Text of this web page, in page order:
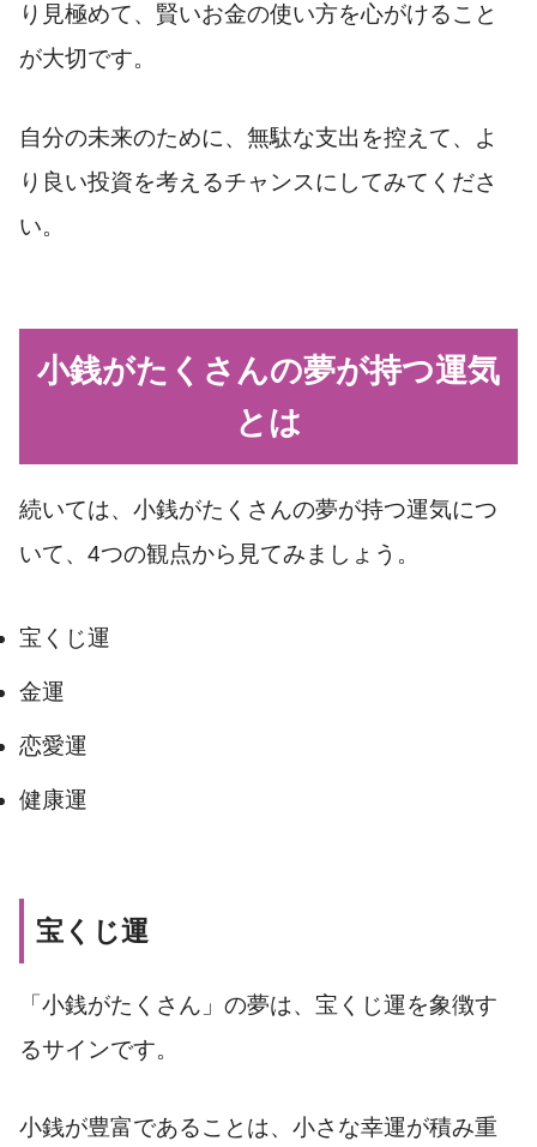
り見極めて、賢いお金の使い方を心がけること
が大切です。
自分の未来のために、無駄な支出を控えて、よ
り良い投資を考えるチャンスにしてみてくださ
い。
小銭がたくさんの夢が持つ運気
とは
続いては、小銭がたくさんの夢が持つ運気につ
いて、4つの観点から見てみましょう。
宝くじ運
金運
恋愛運
健康運
宝くじ運
「小銭がたくさん」の夢は、宝くじ運を象徴す
るサインです。
小銭が豊富であることは、小さな幸運が積み重